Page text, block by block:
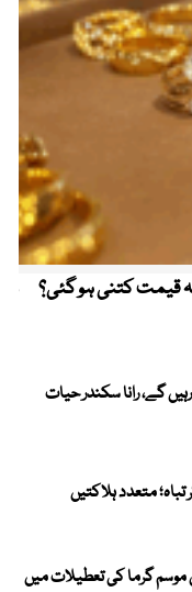
قیمت کتنی ہو گئی؟
موسم گرما کی تعطیلات میں